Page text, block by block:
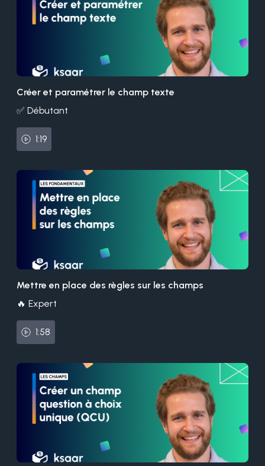
Créer et paramétrer le champ texte
✅ Débutant
1:19
Mettre en place des règles sur les champs
🔥 Expert
1:58